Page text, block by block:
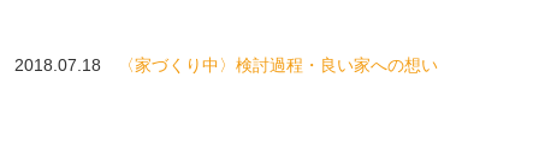
2018.07.18 〈家づくり中〉検討過程・良い家への想い